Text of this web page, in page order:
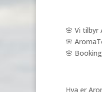
🌸 Vi tilbyr
🌸
🌸
Hva er